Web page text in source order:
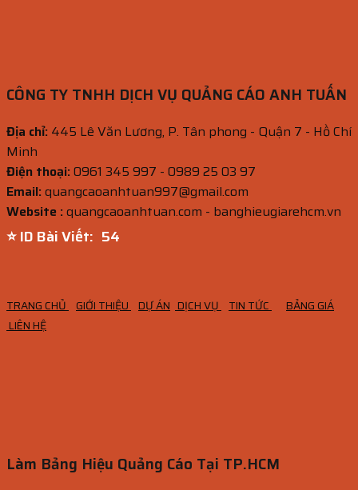
CÔNG TY TNHH DỊCH VỤ QUẢNG CÁO ANH TUẤN
Địa chỉ: 445 Lê Văn Lương, P. Tân phong - Quận 7 - Hồ Chí
Minh
Điện thoại:0961 345 997 - 0989 25 03 97
Email:quangcaoanhtuan997@gmail.com
Website :quangcaoanhtuan.com - banghieugiarehcm.vn
⭐ ID Bài Viết: 53
TRANG CHỦ GIỚI THIỆU DỰ ÁN DỊCH VỤ TIN TỨC
BẢNG GIÁ
LIÊN HỆ
Làm Bảng Hiệu Quảng Cáo Tại TP.HCM